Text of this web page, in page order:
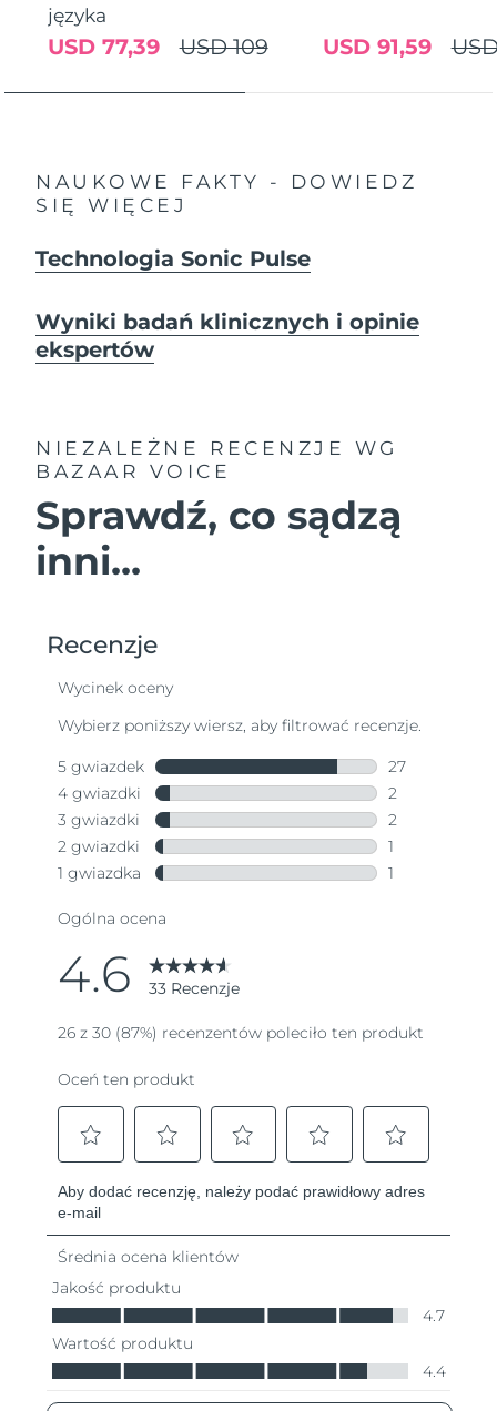
języka
USD 109
USD 77,39 USD 91,59
NAUKOWE FAKTY - DOWIEDZ
SIĘ WIĘCEJ
Technologia Sonic Pulse
Wyniki badań klinicznych i opinie
ekspertów
NIEZALEŻNE RECENZJE
WG
BAZAAR VOICE
Sprawdź, co sądzą
inni...